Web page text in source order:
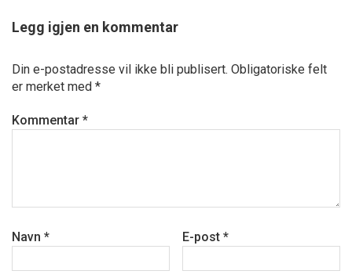
Legg igjen en kommentar
Din e-postadresse vil ikke bli publisert. Obligatoriske felt
er merket med *
Kommentar *
Navn * E-post*